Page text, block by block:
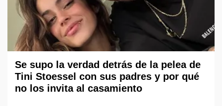
Se supo la verdad detrás de la pelea de
Tini Stoessel con sus padres y por qué
no los invita al casamiento